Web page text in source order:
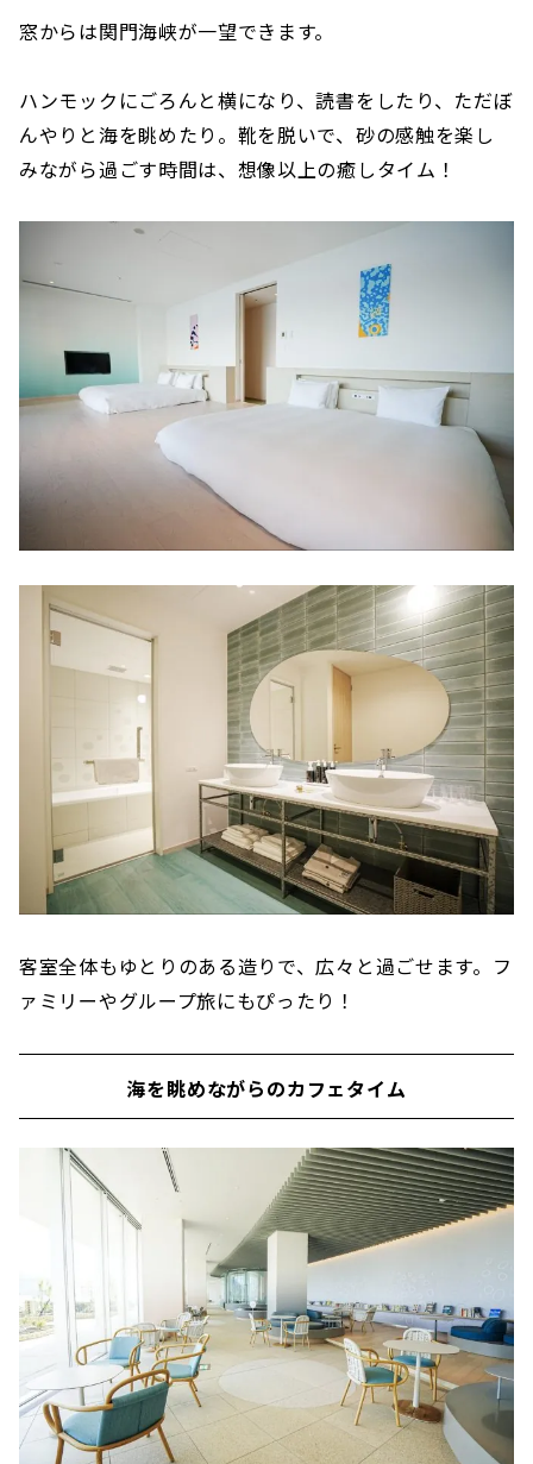
窓からは関門海峡が一望できます。
ハンモックにごろんと横になり、読書をしたり、ただぼ
んやりと海を眺めたり。靴を脱いで、砂の感触を楽し
みながら過ごす時間は、想像以上の癒しタイム！
客室全体もゆとりのある造りで、広々と過ごせます。フ
ァミリーやグループ旅にもぴったり！
海を眺めながらのカフェタイム